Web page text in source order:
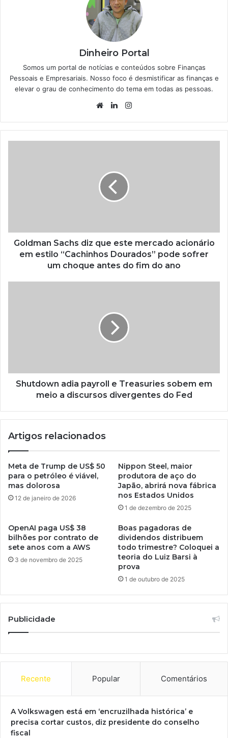
Dinheiro Portal
Somos um portal de notícias e conteúdos sobre Finanças
Pessoais e Empresariais. Nosso foco é desmistificar as finanças e
elevar o grau de conhecimento do tema em todas as pessoas.
WebsiteLinkedin
Goldman Sachs diz que este mercado acionário
em estilo “Cachinhos Dourados” pode sofrer
um choque antes do fim do ano
Shutdown adia payroll e Treasuries sobem em
meio a discursos divergentes do Fed
Artigos relacionados
Meta de Trump de US$ 50
para o petróleo é viável,
mas dolorosa
12 de janeiro de 2026
Nippon Steel, maior
produtora de aço do
Japão, abrirá nova fábrica
nos Estados Unidos
1 de dezembro de 2025
OpenAI paga US$ 38
bilhões por contrato de
sete anos com a AWS
3 de novembro de 2025
Boas pagadoras de
dividendos distribuem
todo trimestre? Coloquei a
teoria do Luiz Barsi à
prova
1 de outubro de 2025
Publicidade
Recente Popular Comentários
A Volkswagen está em ‘encruzilhada histórica’ e
precisa cortar custos, diz presidente do conselho
fiscal